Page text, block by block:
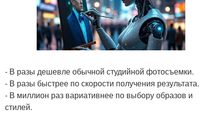
- В разы дешевле обычной студийной фотосъемки.
- В разы быстрее по скорости получения результата.
- В миллион раз вариативнее по выбору образов и
стилей.